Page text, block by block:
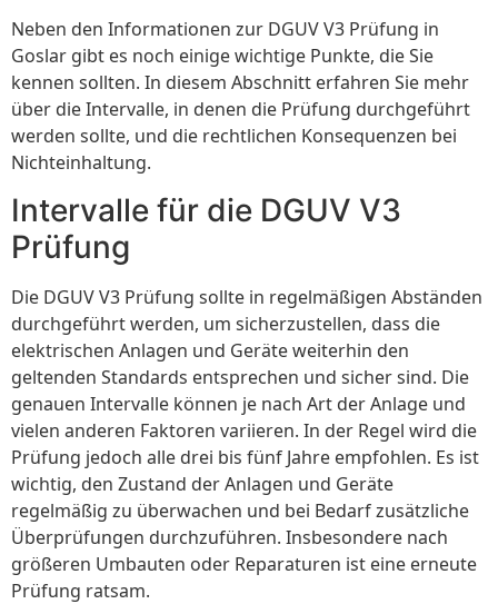
Neben den Informationen zur DGUV V3 Prüfung in
Goslar gibt es noch einige wichtige Punkte, die Sie
kennen sollten. In diesem Abschnitt erfahren Sie mehr
über die Intervalle, in denen die Prüfung durchgeführt
werden sollte, und die rechtlichen Konsequenzen bei
Nichteinhaltung.
Intervalle für die DGUV V3
Prüfung
Die DGUV V3 Prüfung sollte in regelmäßigen Abständen
durchgeführt werden, um sicherzustellen, dass die
elektrischen Anlagen und Geräte weiterhin den
geltenden Standards entsprechen und sicher sind. Die
genauen Intervalle können je nach Art der Anlage und
vielen anderen Faktoren variieren. In der Regel wird die
Prüfung jedoch alle drei bis fünf Jahre empfohlen. Es ist
wichtig, den Zustand der Anlagen und Geräte
regelmäßig zu überwachen und bei Bedarf zusätzliche
Überprüfungen durchzuführen. Insbesondere nach
größeren Umbauten oder Reparaturen ist eine erneute
Prüfung ratsam.